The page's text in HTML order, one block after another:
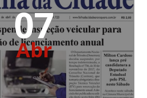
07
Abr